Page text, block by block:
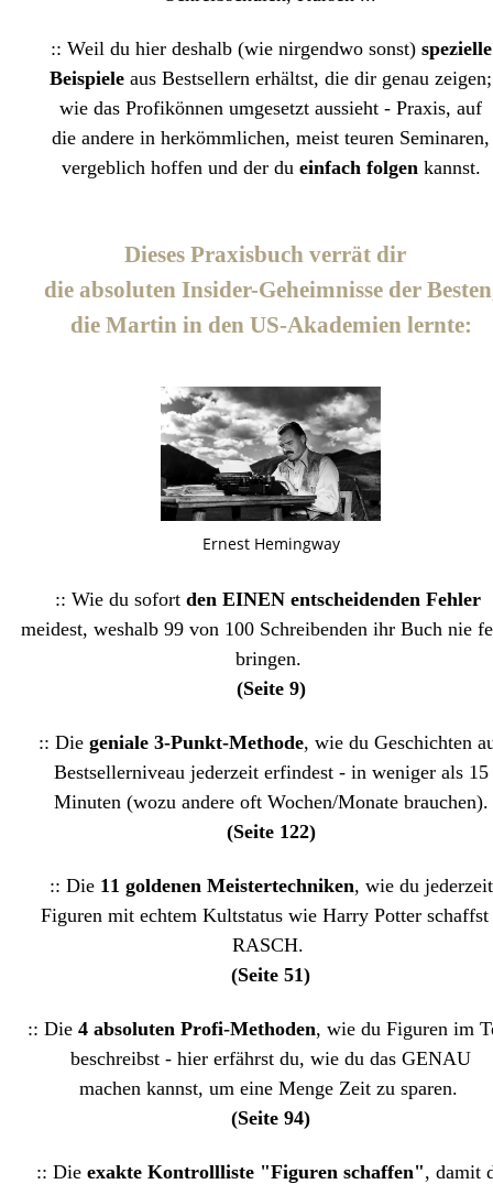
:: Weil du hier deshalb (wie nirgendwo sonst) spezielle
Beispiele aus Bestsellern erhältst, die dir genau zeigen;
wie das Profikönnen umgesetzt aussieht - Praxis, auf
die andere in herkömmlichen, meist teuren Seminaren,
vergeblich hoffen und der du einfach folgen kannst.
Dieses Praxisbuch verrät dir
die absoluten Insider-Geheimnisse der
die Martin in den US-Akademien lernte:
Ernest Hemingway
:: Wie du sofort den EINEN entscheidenden Fehler
meidest, weshalb 99 von 100 Schreibenden ihr Buch nie
bringen.
(Seite 9)
:: Die geniale 3-Punkt-Methode, wie du Geschichten
Bestsellerniveau jederzeit erfindest - in weniger als 15
Minuten (wozu andere oft Wochen/Monate brauchen).
(Seite 122)
:: Die 11 goldenen Meistertechniken, wie du jederzeit
Figuren mit echtem Kultstatus wie Harry Potter
RASCH.
(Seite 51)
:: Die 4 absoluten Profi-Methoden, wie du Figuren im
beschreibst - hier erfährst du, wie du das GENAU
machen kannst, um eine Menge Zeit zu sparen.
(Seite 94)
:: Die exakte Kontrollliste "Figuren schaffen", damit